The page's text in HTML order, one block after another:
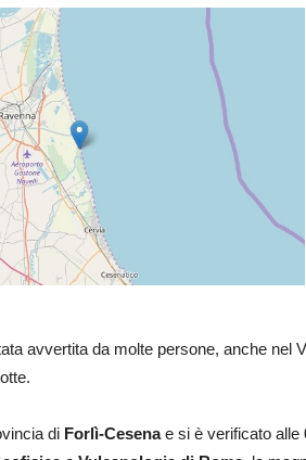
avvertita da molte persone, anche nel
di Forlì-Cesenae si è verificato alle